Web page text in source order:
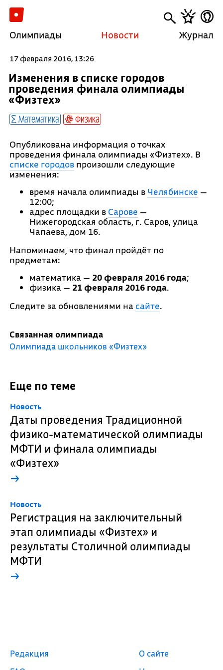
Олимпиады Новости Журнал
17 февраля 2016, 13:26
Изменения в списке городов
проведения финала олимпиады
«Физтех»
Математика Физика
Опубликована информация о точках
проведения финала олимпиады «Физтех». В
списке городовпроизошли следующие
изменения:
время начала олимпиады в Челябинске —
12:00;
адрес площадки в Сарове —
Нижегородская область, г. Саров, улица
Чапаева, дом 16.
Напоминаем, что финал пройдёт по
предметам:
математика — 20 февраля 2016 года;
физика — 21 февраля 2016 года.
Следите за обновлениями на сайте.
Связанная олимпиада
Олимпиада школьников «Физтех»
Еще по теме
Новость
Даты проведения Традиционной
физико-математической олимпиады
МФТИ и финала олимпиады
«Физтех»
→
Новость
Регистрация на заключительный
этап олимпиады «Физтех» и
результаты Столичной олимпиады
МФТИ
→
Редакция
О сайте